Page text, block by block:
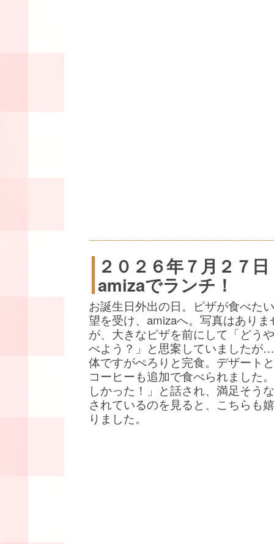
２０２６年７月２７日
amizaでランチ！
お誕生日外出の日。ピザが食べた
望を受け、amizaへ。写真はありま
が、大きなピザを前にして「どう
べよう？」と思案していましたが
体ですがぺろりと完食。デザート
コーヒーも追加で食べられました
しかった！」と話され、満足そう
されているのを見ると、こちらも
りました。